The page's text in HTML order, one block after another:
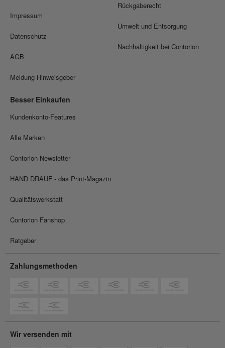
Impressum
Datenschutz
AGB
Meldung Hinweisgeber
Rückgaberecht
Umwelt und Entsorgung
Nachhaltigkeit bei Contorion
Besser Einkaufen
Kundenkonto-Features
Alle Marken
Contorion Newsletter
HAND DRAUF - das Print-Magazin
Qualitätswerkstatt
Contorion Fanshop
Ratgeber
Zahlungsmethoden
Wir versenden mit